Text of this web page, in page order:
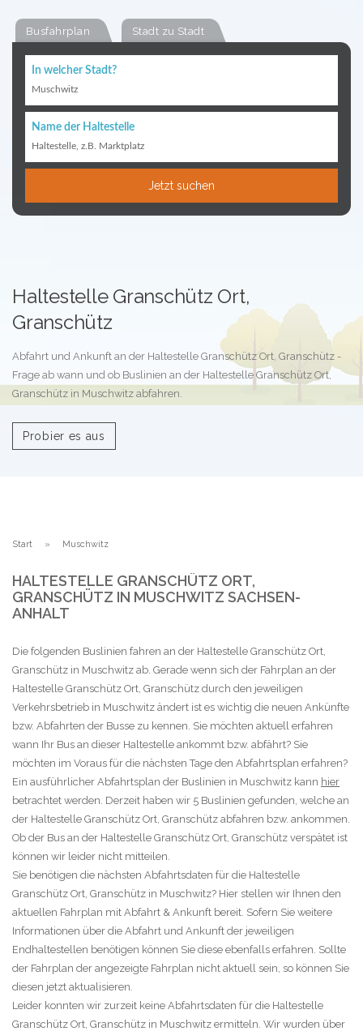
Busfahrplan Stadt zu Stadt
In welcher Stadt?
Muschwitz
Name der Haltestelle
Haltestelle, z.B. Marktplatz
Jetzt suchen
Haltestelle Granschütz Ort,
Granschütz
Abfahrt und Ankunft an der Haltestelle Granschütz Ort, Granschütz -
Frage ab wann und ob Buslinien an der Haltestelle Granschütz Ort,
Granschütz in Muschwitz abfahren.
Probier es aus
Start Muschwitz
HALTESTELLE GRANSCHÜTZ ORT,
GRANSCHÜTZ IN MUSCHWITZ SACHSEN-
ANHALT
Die folgenden Buslinien fahren an der Haltestelle Granschütz Ort,
Granschütz in Muschwitz ab. Gerade wenn sich der Fahrplan an der
Haltestelle Granschütz Ort, Granschütz durch den jeweiligen
Verkehrsbetrieb in Muschwitz ändert ist es wichtig die neuen Ankünfte
bzw. Abfahrten der Busse zu kennen. Sie möchten aktuell erfahren
wann Ihr Bus an dieser Haltestelle ankommt bzw. abfährt? Sie
möchten im Voraus für die nächsten Tage den Abfahrtsplan erfahren?
Ein ausführlicher Abfahrtsplan der Buslinien in Muschwitz kann hier
betrachtet werden. Derzeit haben wir 5 Buslinien gefunden, welche an
der Haltestelle Granschütz Ort, Granschütz abfahren bzw. ankommen.
Ob der Bus an der Haltestelle Granschütz Ort, Granschütz verspätet ist
können wir leider nicht mitteilen.
Sie benötigen die nächsten Abfahrtsdaten für die Haltestelle
Granschütz Ort, Granschütz in Muschwitz? Hier stellen wir Ihnen den
aktuellen Fahrplan mit Abfahrt & Ankunft bereit. Sofern Sie weitere
Informationen über die Abfahrt und Ankunft der jeweiligen
Endhaltestellen benötigen können Sie diese ebenfalls erfahren. Sollte
der Fahrplan der angezeigte Fahrplan nicht aktuell sein, so können Sie
diesen jetzt aktualisieren.
Leider konnten wir zurzeit keine Abfahrtsdaten für die Haltestelle
Granschütz Ort, Granschütz in Muschwitz ermitteln. Wir wurden über